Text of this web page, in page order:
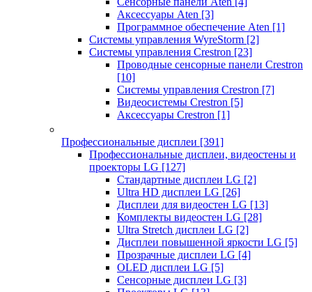
Аксессуары Aten [3]
Программное обеспечение Aten [1]
Системы управления WyreStorm [2]
Системы управления Crestron [23]
Проводные сенсорные панели Crestron
[10]
Системы управления Crestron [7]
Видеосистемы Crestron [5]
Аксессуары Crestron [1]
Профессиональные дисплеи [391]
Профессиональные дисплеи, видеостены и
проекторы LG [127]
Стандартные дисплеи LG [2]
Ultra HD дисплеи LG [26]
Дисплеи для видеостен LG [13]
Комплекты видеостен LG [28]
Ultra Stretch дисплеи LG [2]
Дисплеи повышенной яркости LG [5]
Прозрачные дисплеи LG [4]
OLED дисплеи LG [5]
Сенсорные дисплеи LG [3]